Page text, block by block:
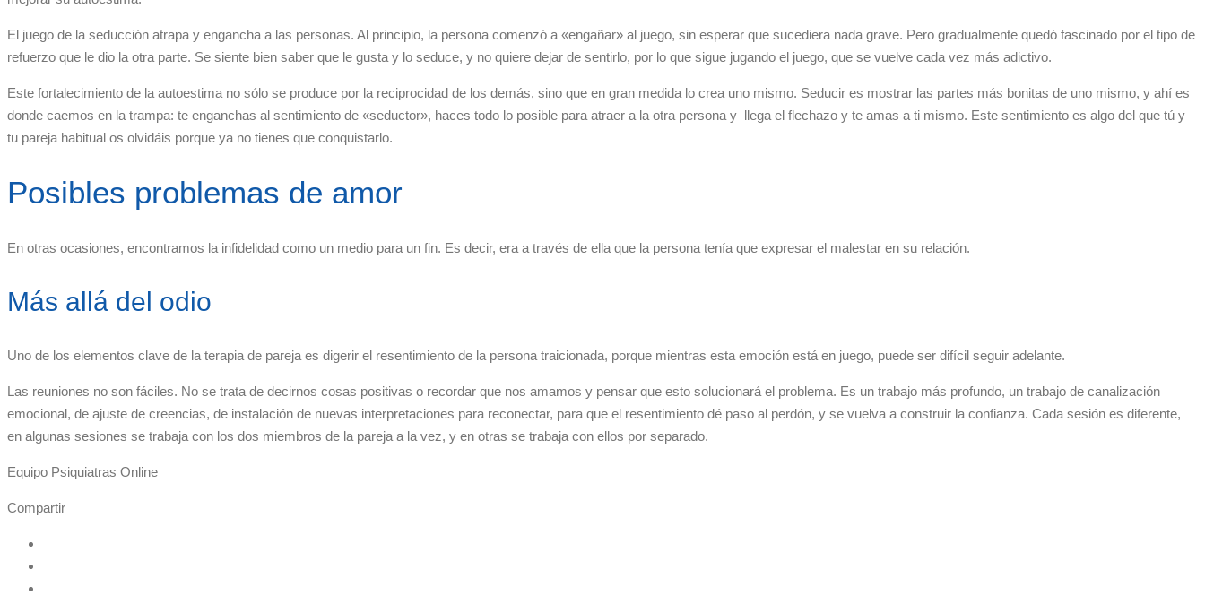
El juego de la seducción atrapa y engancha a las personas. Al principio, la persona comenzó a «engañar» al juego, sin esperar que sucediera nada grave. Pero gradualmente quedó fascinado por el tipo de
refuerzo que le dio la otra parte. Se siente bien saber que le gusta y lo seduce, y no quiere dejar de sentirlo, por lo que sigue jugando el juego, que se vuelve cada vez más adictivo.
Este fortalecimiento de la autoestima no sólo se produce por la reciprocidad de los demás, sino que en gran medida lo crea uno mismo. Seducir es mostrar las partes más bonitas de uno mismo, y ahí es
donde caemos en la trampa: te enganchas al sentimiento de «seductor», haces todo lo posible para atraer a la otra persona y llega el flechazo y te amas a ti mismo. Este sentimiento es algo del que tú y
tu pareja habitual os olvidáis porque ya no tienes que conquistarlo.
Posibles problemas de amor
En otras ocasiones, encontramos la infidelidad como un medio para un fin. Es decir, era a través de ella que la persona tenía que expresar el malestar en su relación.
Más allá del odio
Uno de los elementos clave de la terapia de pareja es digerir el resentimiento de la persona traicionada, porque mientras esta emoción está en juego, puede ser difícil seguir adelante.
Las reuniones no son fáciles. No se trata de decirnos cosas positivas o recordar que nos amamos y pensar que esto solucionará el problema. Es un trabajo más profundo, un trabajo de canalización
emocional, de ajuste de creencias, de instalación de nuevas interpretaciones para reconectar, para que el resentimiento dé paso al perdón, y se vuelva a construir la confianza. Cada sesión es diferente,
en algunas sesiones se trabaja con los dos miembros de la pareja a la vez, y en otras se trabaja con ellos por separado.
Equipo Psiquiatras Online
Compartir